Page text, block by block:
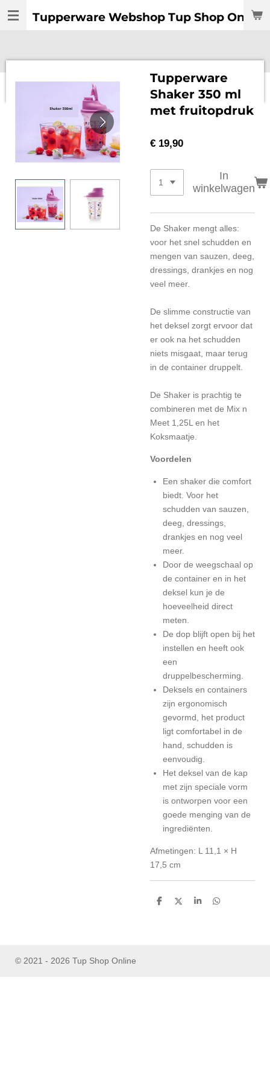
Ga
Tupperware Webshop Tup Shop
Tupperware
Shaker 350 ml
met fruitopdruk
€ 19,90
In
winkelwagen
De Shaker mengt alles:
voor het snel schudden en
mengen van sauzen, deeg,
dressings, drankjes en nog
veel meer.
De slimme constructie van
het deksel zorgt ervoor dat
er ook na het schudden
niets misgaat, maar terug
in de container druppelt.
De Shaker is prachtig te
combineren met de Mix n
Meet 1,25L en het
Koksmaatje.
Voordelen
Een shaker die comfort
biedt. Voor het
schudden van sauzen,
deeg, dressings,
drankjes en nog veel
meer.
Door de weegschaal op
de container en in het
deksel kun je de
hoeveelheid direct
meten.
De dop blijft open bij het
instellen en heeft ook
een
druppelbescherming.
Deksels en containers
zijn ergonomisch
gevormd, het product
ligt comfortabel in de
hand, schudden is
eenvoudig.
Het deksel van de kap
met zijn speciale vorm
is ontworpen voor een
goede menging van de
ingrediënten.
Afmetingen: L 11,1 × H
17,5 cm
D
D
S
D
© 2021 - 2026 Tup Shop Online